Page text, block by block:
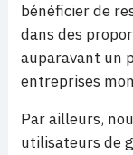
bénéficier de
dans des
auparavant un
entreprises
Par ailleurs,
utilisateurs de